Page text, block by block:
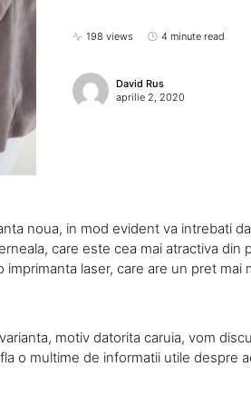
198 views 4 minute read
David Rus
aprilie 2, 2020
noua, in mod evident va intrebati
care este cea mai atractiva din
laser, care are un pret mai
motiv datorita caruia, vom
o multime de informatii utile despre